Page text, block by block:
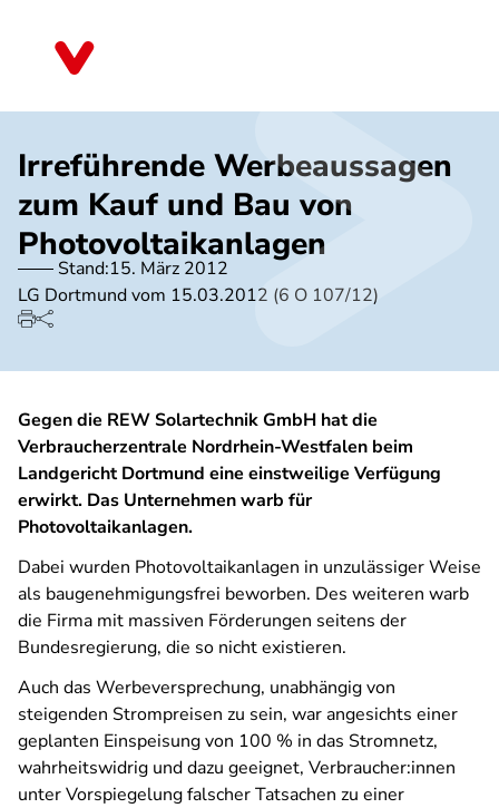
Irreführende Werbeaussagen
zum Kauf und Bau von
Photovoltaikanlagen
Stand:15. März 2012
LG Dortmund vom 15.03.2012 (6 O 107/12)
Gegen die REW Solartechnik GmbH hat die
Verbraucherzentrale Nordrhein-Westfalen beim
Landgericht Dortmund eine einstweilige Verfügung
erwirkt. Das Unternehmen warb für
Photovoltaikanlagen.
Dabei wurden Photovoltaikanlagen in unzulässiger Weise
als baugenehmigungsfrei beworben. Des weiteren warb
die Firma mit massiven Förderungen seitens der
Bundesregierung, die so nicht existieren.
Auch das Werbeversprechung, unabhängig von
steigenden Strompreisen zu sein, war angesichts einer
geplanten Einspeisung von 100 % in das Stromnetz,
wahrheitswidrig und dazu geeignet, Verbraucher:innen
unter Vorspiegelung falscher Tatsachen zu einer